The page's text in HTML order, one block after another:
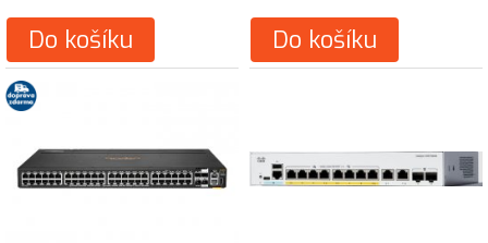
Do košíku Do košíku